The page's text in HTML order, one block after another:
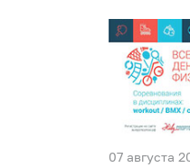
07 августа